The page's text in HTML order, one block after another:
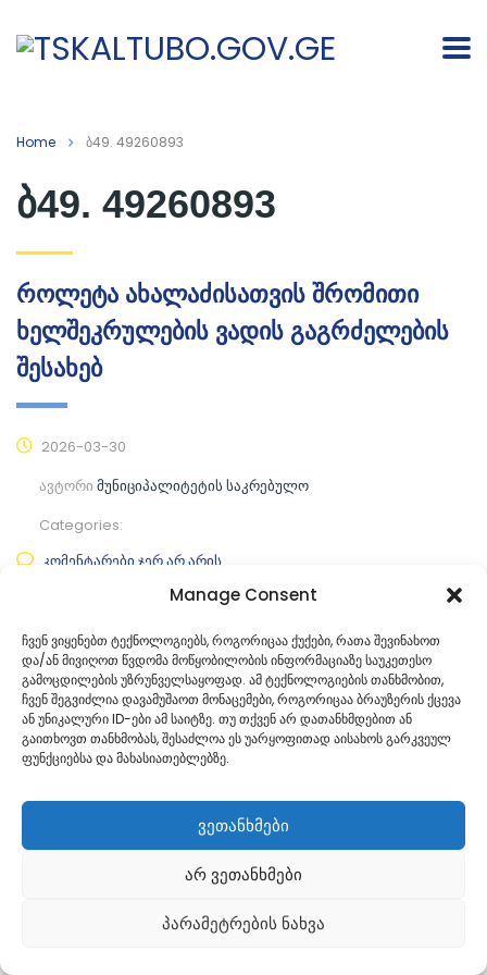
Manage Consent
ჩვენ ვიყენებთ ტექნოლოგიებს, როგორიცაა ქუქები, რათა შევინახოთ
და/ან მივიღოთ წვდომა მოწყობილობის ინფორმაციაზე საუკეთესო
გამოცდილების უზრუნველსაყოფად. ამ ტექნოლოგიების თანხმობით,
ჩვენ შეგვიძლია დავამუშაოთ მონაცემები, როგორიცაა ბრაუზერის ქცევა
ან უნიკალური ID-ები ამ საიტზე. თუ თქვენ არ დათანხმდებით ან
გაითხოვთ თანხმობას, შესაძლოა ეს უარყოფითად აისახოს გარკვეულ
ფუნქციებსა და მახასიათებლებზე.
ვეთანხმები
არ ვეთანხმები
პარამეტრების ნახვა
Home ბ49. 49260893
ბ49. 49260893
როლეტა ახალაძისათვის შრომითი
ხელშეკრულების ვადის გაგრძელების
შესახებ
2026-03-30
ავტორი მუნიციპალიტეტის საკრებულო
Categories:
კომენტარები ჯერ არ არის
ᲒᲐᲜᲐᲒᲠᲫᲔ ᲙᲘᲗᲮᲕᲐ
Georgian